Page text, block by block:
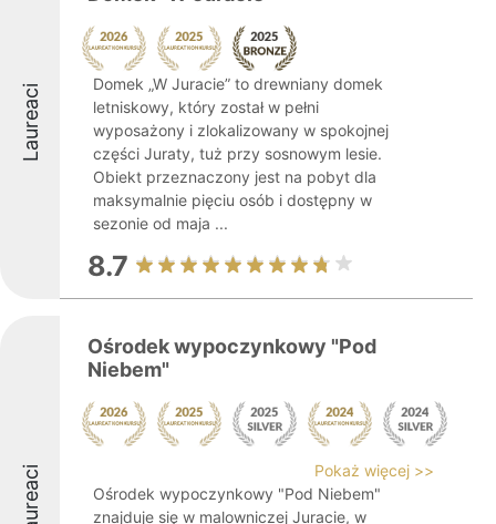
Laureaci
Domek „W Juracie” to drewniany domek
letniskowy, który został w pełni
wyposażony i zlokalizowany w spokojnej
części Juraty, tuż przy sosnowym lesie.
Obiekt przeznaczony jest na pobyt dla
maksymalnie pięciu osób i dostępny w
sezonie od maja ...
8.7
Laureaci
Ośrodek wypoczynkowy "Pod
Niebem"
Pokaż więcej >>
Ośrodek wypoczynkowy "Pod Niebem"
znajduje się w malowniczej Juracie, w